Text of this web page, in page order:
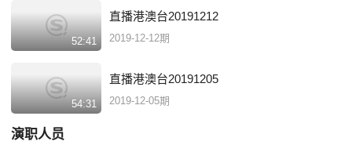
52:41
直播港澳台20191212
2019-12-12期
54:31
直播港澳台20191205
2019-12-05期
演职人员